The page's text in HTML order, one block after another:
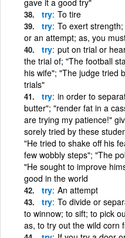
try To tire
try To exert
or an attempt; as, you
try put on trial or
the trial of; "The football
his wife"; "The judge tried
trials"
try in order to
butter"; "render fat in a
are trying my patience!"
sorely tried by these
"He tried to shake off his
few wobbly steps"; "The
"He sought to improve
good in the world
try An attempt
try To divide or
to winnow; to sift; to pick
as, to try out the wild corn